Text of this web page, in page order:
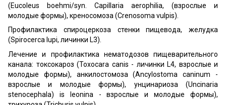
(Eucoleus boehmi/syn. Capillaria aerophilia, (взрослые и
молодые формы), креносомоза (Crenosoma vulpis).
Профилактика спироцеркоза стенки пищевода, желудка
(Spirocerca lupi, личинки L3).
Лечение и профилактика нематодозов пищеварительного
канала: токсокароз (Toxocara canis - личинки L4, взрослые и
молодые формы), анкилостомоза (Ancylostoma caninum -
взрослые и молодые формы), унцинариоза (Uncinaria
stenocephala) is leonina - взрослые и молодые формы),